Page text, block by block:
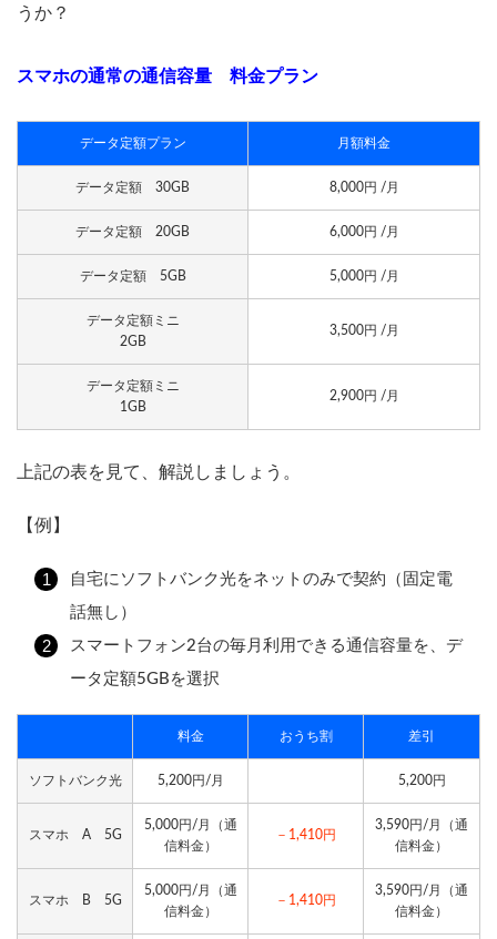
うか？
スマホの通常の通信容量 料金プラン
データ定額プラン 月額料金
データ定額 30GB 8,000円 /月
データ定額 20GB 6,000円 /月
データ定額 5GB 5,000円 /月
データ定額ミニ
2GB
3,500円 /月
データ定額ミニ
1GB
2,900円 /月
上記の表を見て、解説しましょう。
【例】
自宅にソフトバンク光をネットのみで契約（固定電
話無し）
スマートフォン2台の毎月利用できる通信容量を、デ
ータ定額5GBを選択
料金 おうち割 差引
ソフトバンク光 5,200円/月 5,200円
スマホ A 5G
5,000円/月（通
信料金）
－1,410円
3,590円/月（通
信料金）
スマホ B 5G
5,000円/月（通
信料金）
－1,410円
3,590円/月（通
信料金）